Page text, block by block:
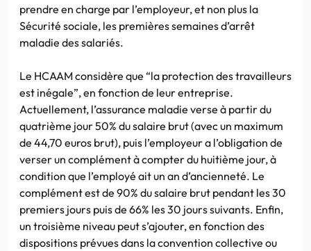
prendre en charge par l’employeur, et non plus la
Sécurité sociale, les premières semaines d’arrêt
maladie des salariés.
Le HCAAM considère que “la protection des travailleurs
est inégale”, en fonction de leur entreprise.
Actuellement, l’assurance maladie verse à partir du
quatrième jour 50% du salaire brut (avec un maximum
de 44,70 euros brut), puis l’employeur a l’obligation de
verser un complément à compter du huitième jour, à
condition que l’employé ait un an d’ancienneté. Le
complément est de 90% du salaire brut pendant les 30
premiers jours puis de 66% les 30 jours suivants. Enfin,
un troisième niveau peut s’ajouter, en fonction des
dispositions prévues dans la convention collective ou